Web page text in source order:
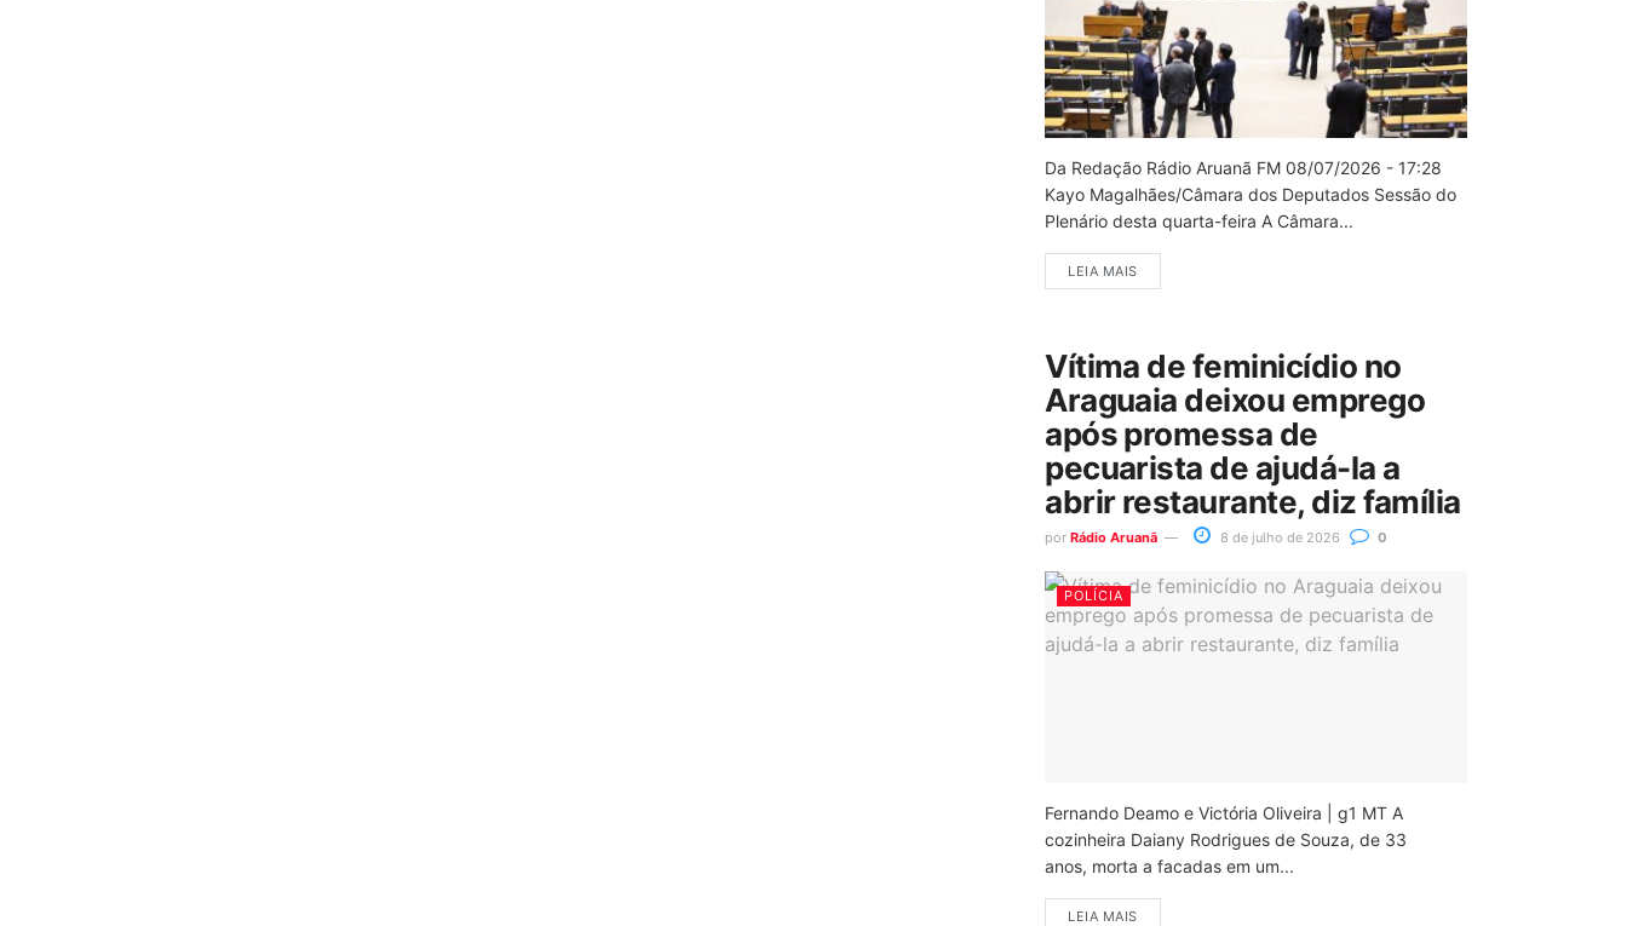
Da Redação Rádio Aruanã FM 08/07/2026 - 17:28
Kayo Magalhães/Câmara dos Deputados Sessão do
Plenário desta quarta-feira A Câmara...
LEIA MAIS
Vítima de feminicídio no
Araguaia deixou emprego
após promessa de
pecuarista de ajudá-la a
abrir restaurante, diz família
por Rádio Aruanã 8 de julho de 2026 0
POLÍCIA
Fernando Deamo e Victória Oliveira | g1 MT A
cozinheira Daiany Rodrigues de Souza, de 33
anos, morta a facadas em um...
LEIA MAIS